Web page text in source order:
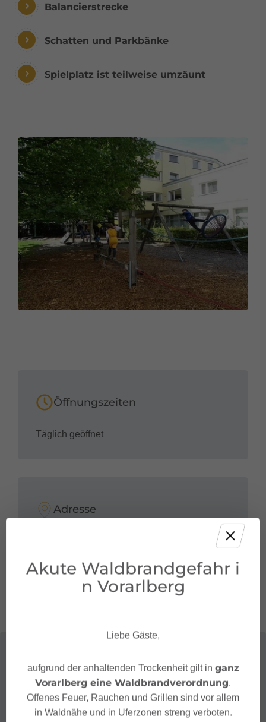
Balancierstrecke
Schatten und Parkbänke
Spielplatz ist teilweise umzäunt
Öffnungszeiten
Täglich geöffnet
Adresse
6700 Bludenz
Akute Waldbrandgefahr i
n Vorarlberg
Liebe Gäste,
aufgrund der anhaltenden Trockenheit gilt in ganz
Vorarlberg eine Waldbrandverordnung.
Offenes Feuer, Rauchen und Grillen sind vor allem
in Waldnähe und in Uferzonen streng verboten.